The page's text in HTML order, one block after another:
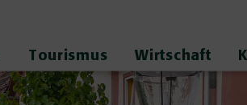
Tourismus Wirtschaft